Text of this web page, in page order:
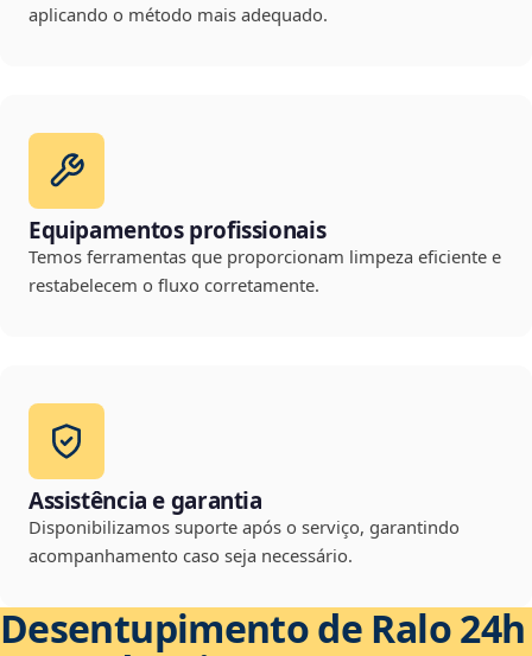
aplicando o método mais adequado.
Equipamentos profissionais
Temos ferramentas que proporcionam limpeza eficiente e
restabelecem o fluxo corretamente.
Assistência e garantia
Disponibilizamos suporte após o serviço, garantindo
acompanhamento caso seja necessário.
Desentupimento de Ralo 24h